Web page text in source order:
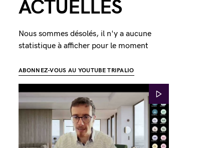
ACTUELLES
Nous sommes désolés, il n'y a aucune
statistique à afficher pour le moment
ABONNEZ-VOUS AU YOUTUBE TRIPALIO